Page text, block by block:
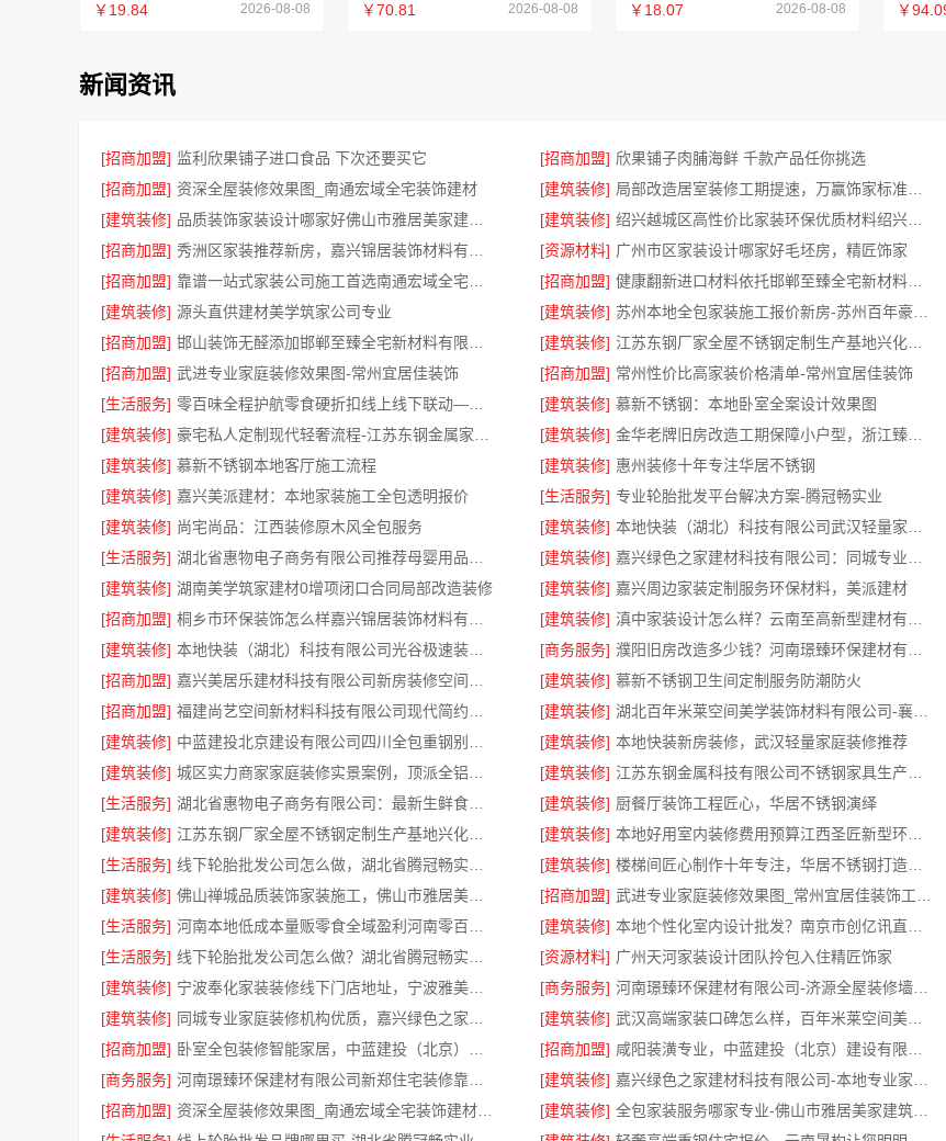
￥19.84 2026-08-08 ￥70.81 2026-08-08 ￥18.07 2026-08-08 ￥
新闻资讯
[招商加盟] 监利欣果铺子进口食品 下次还要买它 [招商加盟] 欣果铺子肉脯海鲜 千款产品任你挑选
[招商加盟] 资深全屋装修效果图_南通宏域全宅装饰建材 [建筑装修]
[建筑装修]
[建筑装修]
[招商加盟]
[资源材料] 广州市区家装设计哪家好毛坯房，精匠饰家
[招商加盟]
[招商加盟]
[建筑装修] 源头直供建材美学筑家公司专业 [建筑装修]
[招商加盟]
[建筑装修]
[招商加盟] 武进专业家庭装修效果图-常州宜居佳装饰 [招商加盟] 常州性价比高家装价格清单-常州宜居佳装饰
[生活服务]
[建筑装修] 慕新不锈钢：本地卧室全案设计效果图
[建筑装修]
[建筑装修]
[建筑装修] 慕新不锈钢本地客厅施工流程 [建筑装修] 惠州装修十年专注华居不锈钢
[建筑装修] 嘉兴美派建材：本地家装施工全包透明报价 [生活服务] 专业轮胎批发平台解决方案-腾冠畅实业
[建筑装修] 尚宅尚品：江西装修原木风全包服务 [建筑装修]
[生活服务]
[建筑装修]
[建筑装修] 湖南美学筑家建材0增项闭口合同局部改造装修 [建筑装修] 嘉兴周边家装定制服务环保材料，美派建材
[招商加盟]
[建筑装修]
[建筑装修]
[商务服务]
[招商加盟]
[建筑装修] 慕新不锈钢卫生间定制服务防潮防火
[招商加盟]
[建筑装修]
[建筑装修]
[建筑装修] 本地快装新房装修，武汉轻量家庭装修推荐
[建筑装修]
[建筑装修]
[生活服务]
[建筑装修] 厨餐厅装饰工程匠心，华居不锈钢演绎
[建筑装修]
[建筑装修]
[生活服务]
[建筑装修]
[建筑装修]
[招商加盟]
[生活服务]
[建筑装修]
[生活服务]
[资源材料] 广州天河家装设计团队拎包入住精匠饰家
[建筑装修]
[商务服务]
[建筑装修]
[建筑装修]
[招商加盟]
[招商加盟]
[商务服务]
[建筑装修]
[招商加盟]
[建筑装修]